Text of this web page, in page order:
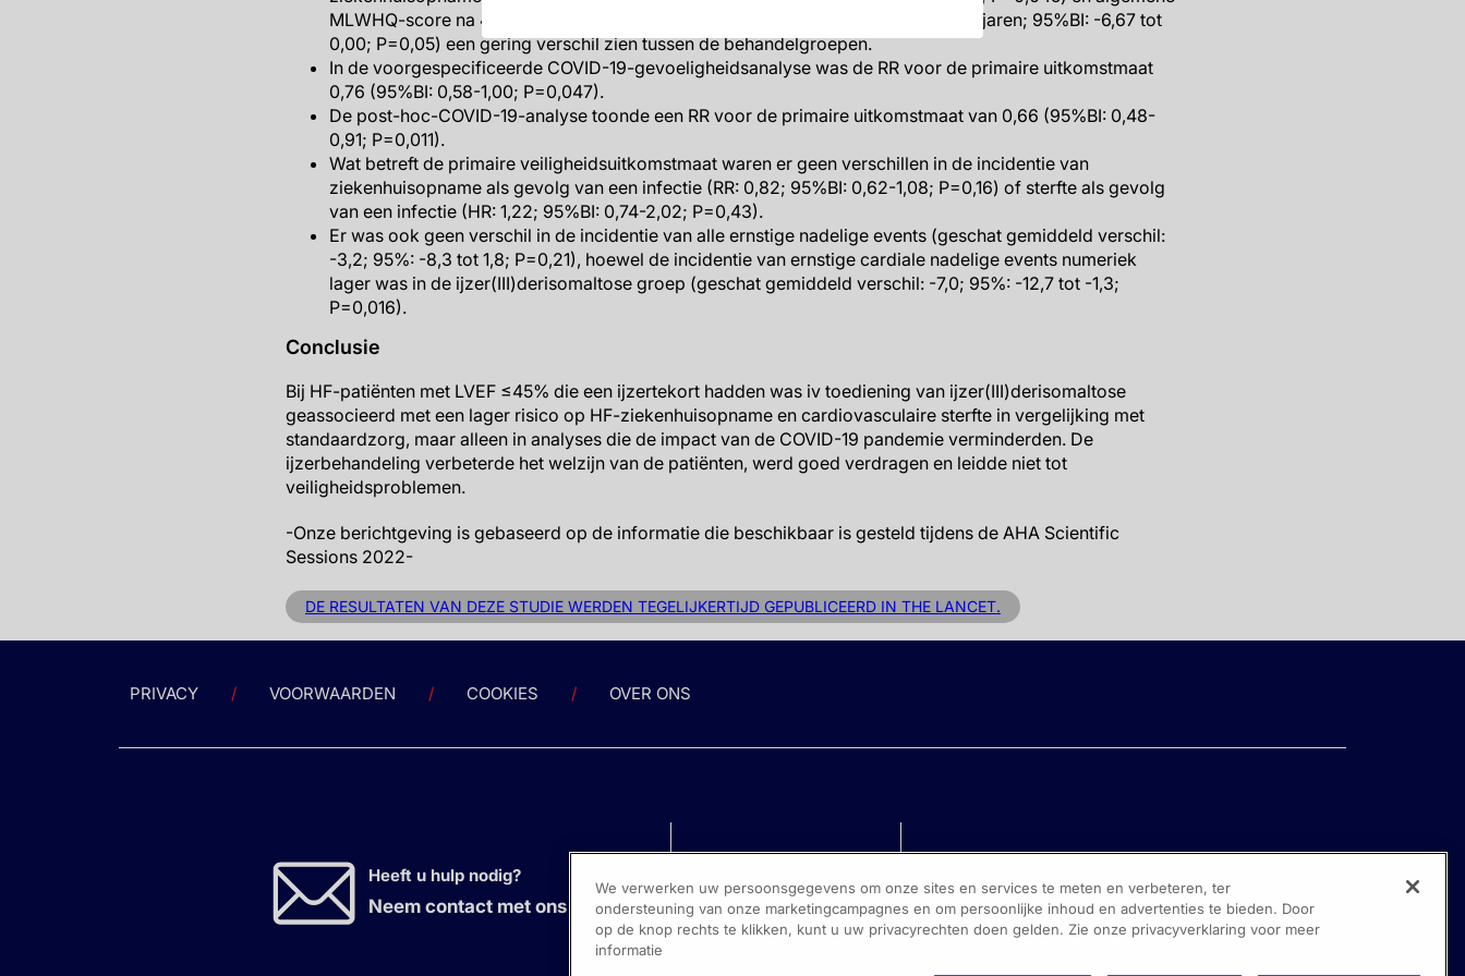
MLWHQ-score na 4 maanden (geschat gemiddeld verschil: -3,33 per 100 patiëntjaren; 95%BI: -6,67 tot
0,00; P=0,05) een gering verschil zien tussen de behandelgroepen.
In de voorgespecificeerde COVID-19-gevoeligheidsanalyse was de RR voor de primaire uitkomstmaat
0,76 (95%BI: 0,58-1,00; P=0,047).
De post-hoc-COVID-19-analyse toonde een RR voor de primaire uitkomstmaat van 0,66 (95%BI: 0,48-
0,91; P=0,011).
Wat betreft de primaire veiligheidsuitkomstmaat waren er geen verschillen in de incidentie van
ziekenhuisopname als gevolg van een infectie (RR: 0,82; 95%BI: 0,62-1,08; P=0,16) of sterfte als gevolg
van een infectie (HR: 1,22; 95%BI: 0,74-2,02; P=0,43).
Er was ook geen verschil in de incidentie van alle ernstige nadelige events (geschat gemiddeld verschil:
-3,2; 95%: -8,3 tot 1,8; P=0,21), hoewel de incidentie van ernstige cardiale nadelige events numeriek
lager was in de ijzer(III)derisomaltose groep (geschat gemiddeld verschil: -7,0; 95%: -12,7 tot -1,3;
P=0,016).
Conclusie
Bij HF-patiënten met LVEF ≤45% die een ijzertekort hadden was iv toediening van ijzer(III)derisomaltose
geassocieerd met een lager risico op HF-ziekenhuisopname en cardiovasculaire sterfte in vergelijking met
standaardzorg, maar alleen in analyses die de impact van de COVID-19 pandemie verminderden. De
ijzerbehandeling verbeterde het welzijn van de patiënten, werd goed verdragen en leidde niet tot
veiligheidsproblemen.
-Onze berichtgeving is gebaseerd op de informatie die beschikbaar is gesteld tijdens de AHA Scientific
Sessions 2022-
DE RESULTATEN VAN DEZE STUDIE WERDEN TEGELIJKERTIJD GEPUBLICEERD IN THE LANCET.
PRIVACY VOORWAARDEN COOKIES OVER ONS
Heeft u hulp nodig?
Neem contact met ons op
We verwerken uw persoonsgegevens om onze sites en services te meten en verbeteren, ter
ondersteuning van onze marketingcampagnes en om persoonlijke inhoud en advertenties te bieden. Door
op de knop rechts te klikken, kunt u uw privacyrechten doen gelden. Zie onze privacyverklaring voor meer
informatie